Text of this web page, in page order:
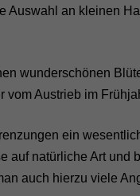
an kleinen
wunderschönen
Austrieb im
ein
natürliche Art und
auch hierzu viele